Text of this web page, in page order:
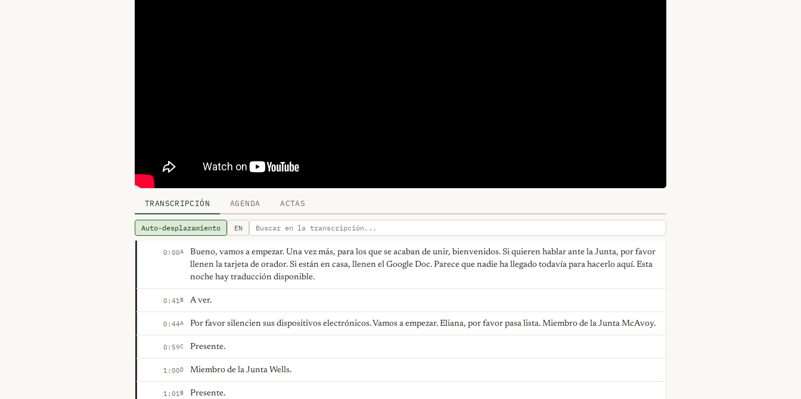
TRANSCRIPCIÓN AGENDA ACTAS
Auto-desplazamiento EN
0:00A
Bueno, vamos a empezar. Una vez más, para los que se acaban de unir, bienvenidos. Si quieren hablar ante la Junta, por favor
llenen la tarjeta de orador. Si están en casa, llenen el Google Doc. Parece que nadie ha llegado todavía para hacerlo aquí. Esta
noche hay traducción disponible.
0:41B A ver.
0:44A Por favor silencien sus dispositivos electrónicos. Vamos a empezar. Eliana, por favor pasa lista. Miembro de la Junta McAvoy.
0:59C Presente.
1:00D Miembro de la Junta Wells.
1:01B Presente.